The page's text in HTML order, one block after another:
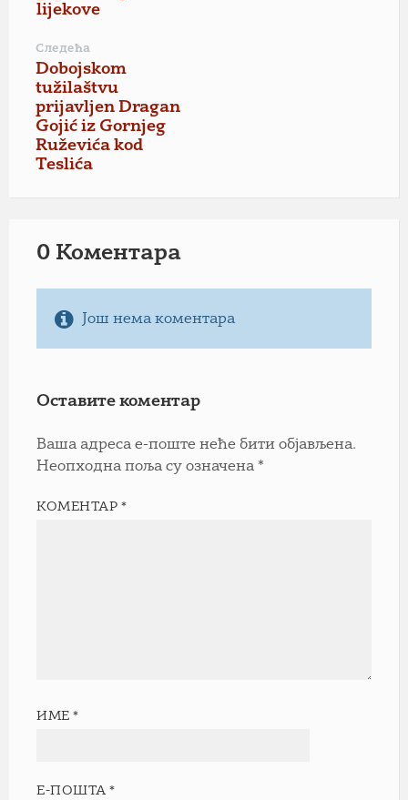
lijekove
Следећа
Dobojskom
tužilaštvu
prijavljen Dragan
Gojić iz Gornjeg
Ruževića kod
Teslića
0 Коментарa
Још нема коментара
Оставите коментар
Ваша адреса е-поште неће бити објављена.
Неопходна поља су означена *
КОМЕНТАР*
ИМЕ*
Е-ПОШТА*